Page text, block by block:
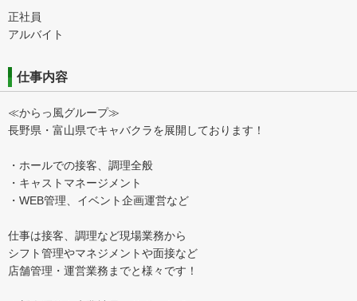
正社員
アルバイト
仕事内容
≪からっ風グループ≫
長野県・富山県でキャバクラを展開しております！
・ホールでの接客、調理全般
・キャストマネージメント
・WEB管理、イベント企画運営など
仕事は接客、調理など現場業務から
シフト管理やマネジメントや面接など
店舗管理・運営業務までと様々です！